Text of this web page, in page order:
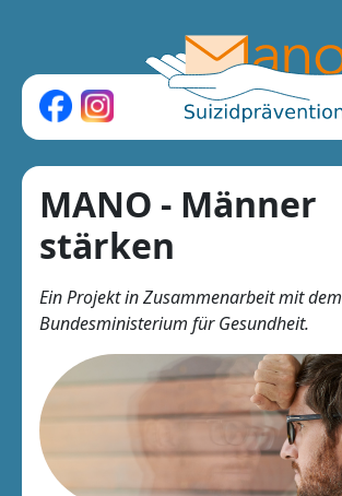
MANO - Männer
stärken
Ein Projekt in Zusammenarbeit mit dem
Bundesministerium für Gesundheit.